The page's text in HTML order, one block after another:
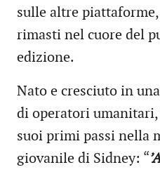
sulle altre
rimasti nel cuore del
edizione.
Nato e cresciuto in
di operatori umanitari,
suoi primi passi nella
giovanile di Sidney: “